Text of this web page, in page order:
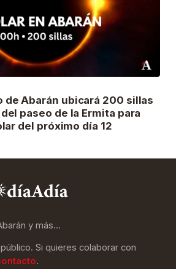
de Abarán ubicará 200 sillas
paseo de la Ermita para
del próximo día 12
y más…
Si quieres colaborar con
.